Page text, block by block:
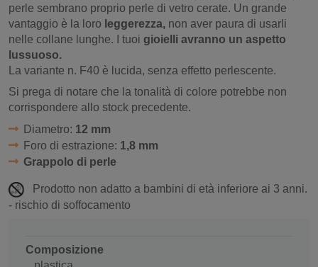
perle sembrano proprio perle di vetro cerate. Un grande
vantaggio è la loro leggerezza, non aver paura di usarli
nelle collane lunghe. I tuoi gioielli avranno un aspetto
lussuoso.
La variante n. F40 è lucida, senza effetto perlescente.
Si prega di notare che la tonalità di colore potrebbe non
corrispondere allo stock precedente.
Diametro: 12 mm
Foro di estrazione: 1,8 mm
Grappolo di perle
Prodotto non adatto a bambini di età inferiore ai 3 anni.
- rischio di soffocamento
Composizione